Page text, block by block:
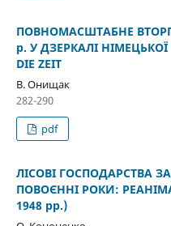
ПОВНОМАСШТАБНЕ
р. У ДЗЕРКАЛІ
DIE ZEIT
В. Онищак
282-290
pdf
ЛІСОВІ ГОСПОДАРСТВА
ПОВОЄННІ РОКИ:
1948 рр.)